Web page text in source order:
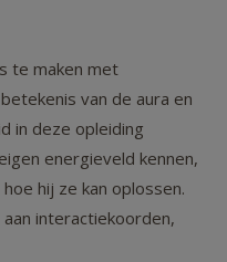
te maken met
van de aura en
in deze opleiding
energieveld kennen,
hij ze kan oplossen.
interactiekoorden,